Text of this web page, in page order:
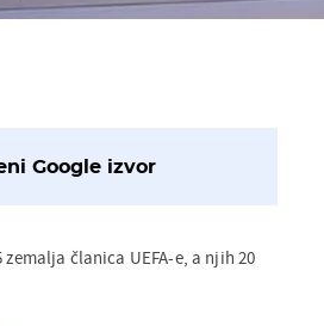
Google izvor
zemalja članica UEFA-e, a njih 20